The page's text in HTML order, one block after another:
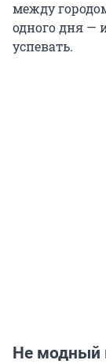
между
одного дня —
успевать.
Не модный